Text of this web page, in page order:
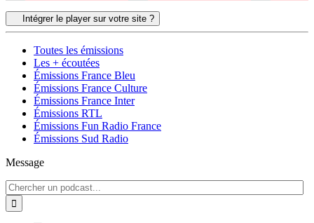
Intégrer le player sur votre site ?
Toutes les émissions
Les + écoutées
Émissions France Bleu
Émissions France Culture
Émissions France Inter
Émissions RTL
Émissions Fun Radio France
Émissions Sud Radio
Message